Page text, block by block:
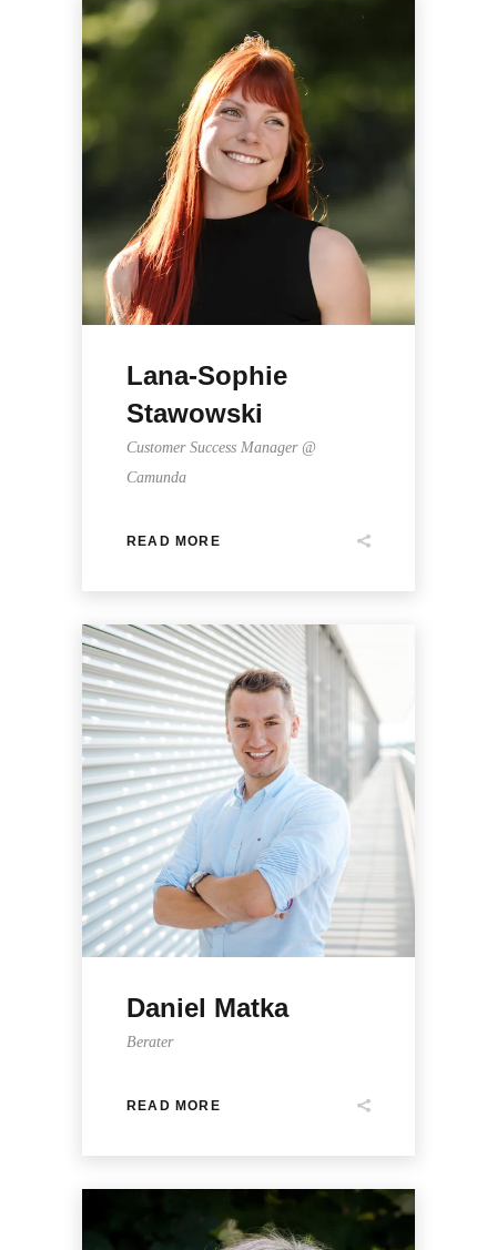
Lana-Sophie
Stawowski
Customer Success Manager @
Camunda
READ MORE
Daniel Matka
Berater
READ MORE